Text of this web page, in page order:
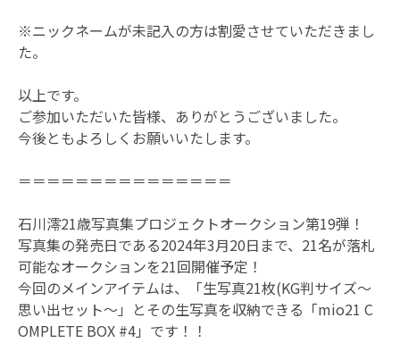
※ニックネームが未記入の方は割愛させていただきまし
た。
以上です。
ご参加いただいた皆様、ありがとうございました。
今後ともよろしくお願いいたします。
＝＝＝＝＝＝＝＝＝＝＝＝＝＝＝
石川澪21歳写真集プロジェクトオークション第19弾！
写真集の発売日である2024年3月20日まで、21名が落札
可能なオークションを21回開催予定！
今回のメインアイテムは、「生写真21枚(KG判サイズ〜
思い出セット〜」とその生写真を収納できる「mio21 C
OMPLETE BOX #4」です！！